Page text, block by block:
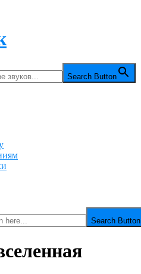
Search Button
Search Button